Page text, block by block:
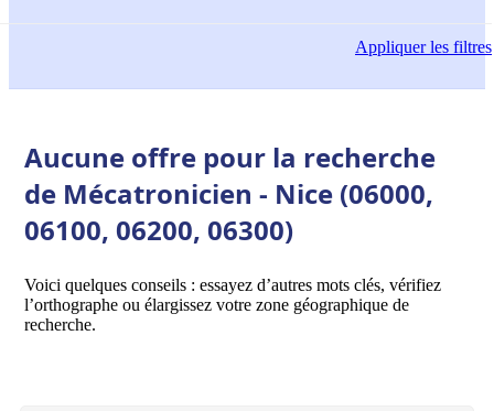
Appliquerles filtres
Aucune offre pour la recherche
de Mécatronicien - Nice (06000,
06100, 06200, 06300)
Voici quelques conseils : essayez d’autres mots clés, vérifiez
l’orthographe ou élargissez votre zone géographique de
recherche.